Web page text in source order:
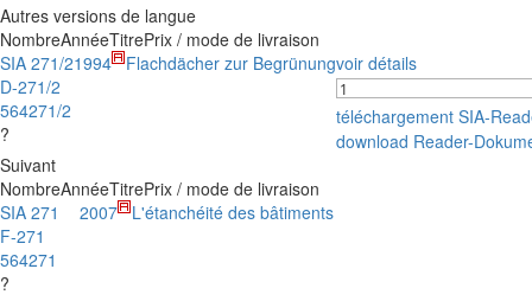
Autres versions de langue
NombreAnnéeTitrePrix / mode de livraison
SIA 271/2
D-271/2
564271/2
?
1994 Flachdächer zur Begrünungvoir détails
téléchargement SIA-
download Reader-
Suivant
NombreAnnéeTitrePrix / mode de livraison
SIA 271
F-271
564271
?
2007 L'étanchéité des bâtiments